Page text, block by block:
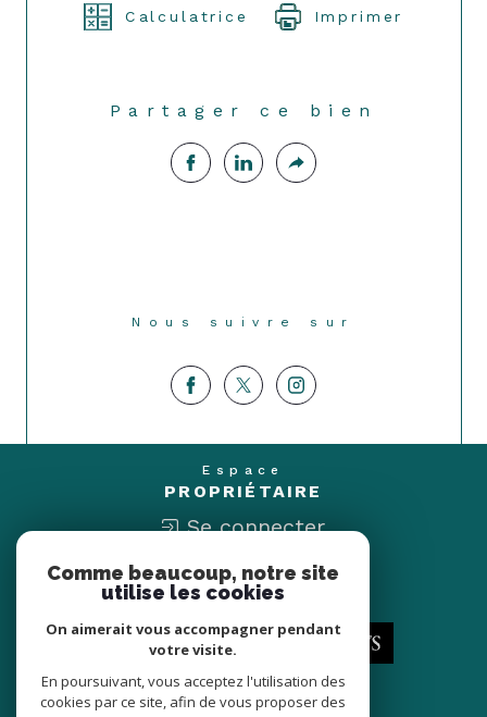
Calculatrice Imprimer
Partager ce bien
Nous suivre sur
Espace
PROPRIÉTAIRE
Se connecter
Nous
ADHÉRONS
Comme beaucoup, notre site
utilise les cookies
On aimerait vous accompagner pendant
votre visite.
En poursuivant, vous acceptez l'utilisation des
cookies par ce site, afin de vous proposer des